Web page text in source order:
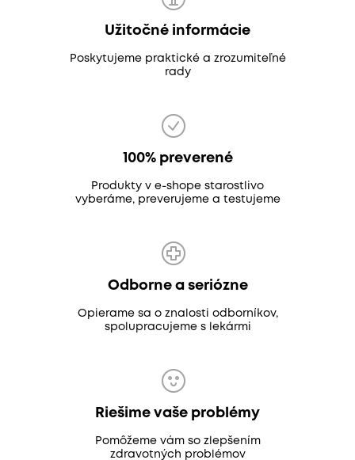
Užitočné informácie
Poskytujeme praktické a zrozumiteľné
rady
100% preverené
Produkty v e-shope starostlivo
vyberáme, preverujeme a testujeme
Odborne a seriózne
Opierame sa o znalosti odborníkov,
spolupracujeme s lekármi
Riešime vaše problémy
Pomôžeme vám so zlepšením
zdravotných problémov